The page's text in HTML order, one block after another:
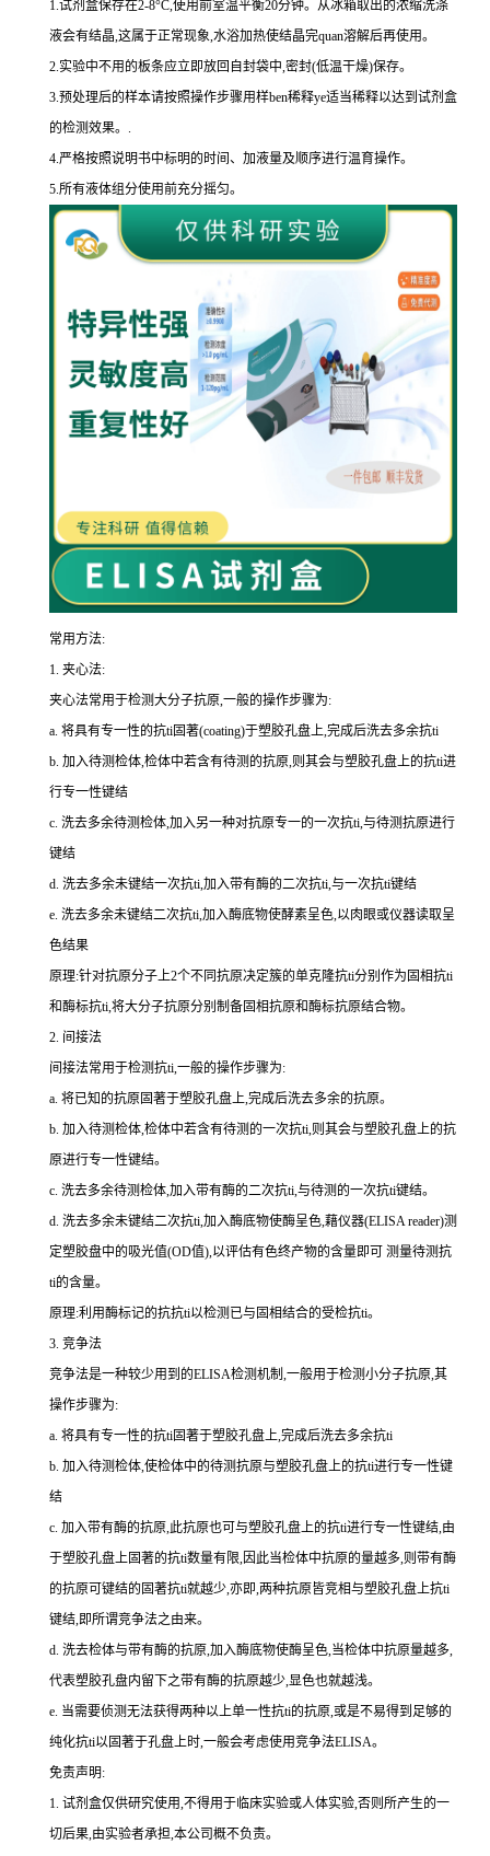
1.试剂盒保存在2-8°C,使用前室温平衡20分钟。从冰箱取出的浓缩洗涤
液会有结晶,这属于正常现象,水浴加热使结晶完quan溶解后再使用。
2.实验中不用的板条应立即放回自封袋中,密封(低温干燥)保存。
3.预处理后的样本请按照操作步骤用样ben稀释ye适当稀释以达到试剂盒
的检测效果。 .
4.严格按照说明书中标明的时间、加液量及顺序进行温育操作。
5.所有液体组分使用前充分摇匀。
常用方法:
1. 夹心法:
夹心法常用于检测大分子抗原,一般的操作步骤为:
a. 将具有专一性的抗ti固著(coating)于塑胶孔盘上,完成后洗去多余抗ti
b. 加入待测检体,检体中若含有待测的抗原,则其会与塑胶孔盘上的抗ti进
行专一性键结
c. 洗去多余待测检体,加入另一种对抗原专一的一次抗ti,与待测抗原进行
键结
d. 洗去多余未键结一次抗ti,加入带有酶的二次抗ti,与一次抗ti键结
e. 洗去多余未键结二次抗ti,加入酶底物使酵素呈色,以肉眼或仪器读取呈
色结果
原理:针对抗原分子上2个不同抗原决定簇的单克隆抗ti分别作为固相抗ti
和酶标抗ti,将大分子抗原分别制备固相抗原和酶标抗原结合物。
2. 间接法
间接法常用于检测抗ti,一般的操作步骤为:
a. 将已知的抗原固著于塑胶孔盘上,完成后洗去多余的抗原。
b. 加入待测检体,检体中若含有待测的一次抗ti,则其会与塑胶孔盘上的抗
原进行专一性键结。
c. 洗去多余待测检体,加入带有酶的二次抗ti,与待测的一次抗ti键结。
d. 洗去多余未键结二次抗ti,加入酶底物使酶呈色,藉仪器(ELISA reader)测
定塑胶盘中的吸光值(OD值),以评估有色终产物的含量即可 测量待测抗
ti的含量。
原理:利用酶标记的抗抗ti以检测已与固相结合的受检抗ti。
3. 竞争法
竞争法是一种较少用到的ELISA检测机制,一般用于检测小分子抗原,其
操作步骤为:
a. 将具有专一性的抗ti固著于塑胶孔盘上,完成后洗去多余抗ti
b. 加入待测检体,使检体中的待测抗原与塑胶孔盘上的抗ti进行专一性键
结
c. 加入带有酶的抗原,此抗原也可与塑胶孔盘上的抗ti进行专一性键结,由
于塑胶孔盘上固著的抗ti数量有限,因此当检体中抗原的量越多,则带有酶
的抗原可键结的固著抗ti就越少,亦即,两种抗原皆竞相与塑胶孔盘上抗ti
键结,即所谓竞争法之由来。
d. 洗去检体与带有酶的抗原,加入酶底物使酶呈色,当检体中抗原量越多,
代表塑胶孔盘内留下之带有酶的抗原越少,显色也就越浅。
e. 当需要侦测无法获得两种以上单一性抗ti的抗原,或是不易得到足够的
纯化抗ti以固著于孔盘上时,一般会考虑使用竞争法ELISA。
免责声明:
1. 试剂盒仅供研究使用,不得用于临床实验或人体实验,否则所产生的一
切后果,由实验者承担,本公司概不负责。